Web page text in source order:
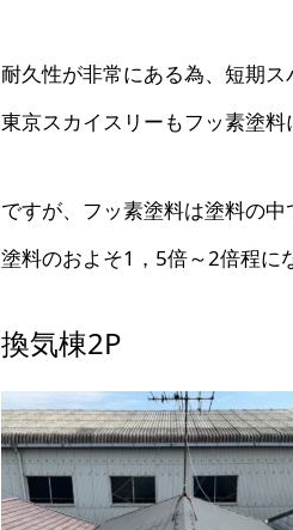
耐久性が非常にある為、短期ス
東京スカイスリーもフッ素塗料
ですが、フッ素塗料は塗料の
塗料のおよそ1，5倍～2倍程に
換気棟2P